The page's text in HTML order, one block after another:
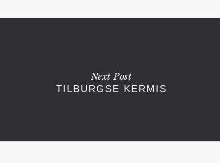
Next Post
TILBURGSE KERMIS